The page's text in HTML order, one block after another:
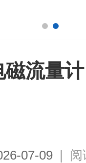
磁流量计
07-09 | 阅